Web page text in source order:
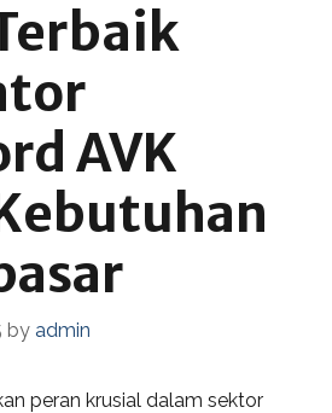
AVK
by admin
peran krusial dalam sektor